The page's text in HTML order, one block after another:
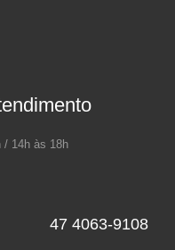
/ 14h às 18h
47 4063-9108